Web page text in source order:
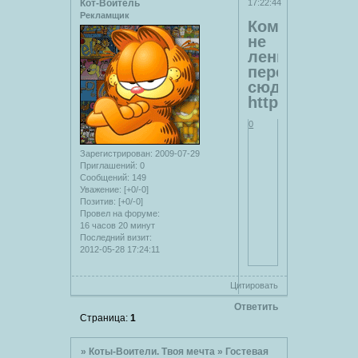
17:22:44
Кот-Воитель
Рекламщик
Зарегистрирован: 2009-07-29
Приглашений: 0
Сообщений: 149
Уважение: [+0/-0]
Позитив: [+0/-0]
Провел на форуме:
16 часов 20 минут
Последний визит:
2012-05-28 17:24:11
Кому
не
лень
переезжайте
сюда!
http://
0
Цитировать
Ответить
Страница:1
» Коты-Воители. Твоя мечта » Гостевая